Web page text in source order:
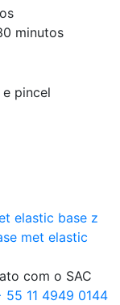
minutos
pincel
elastic base z
met elastic
com o SAC
55 11 4949 0144